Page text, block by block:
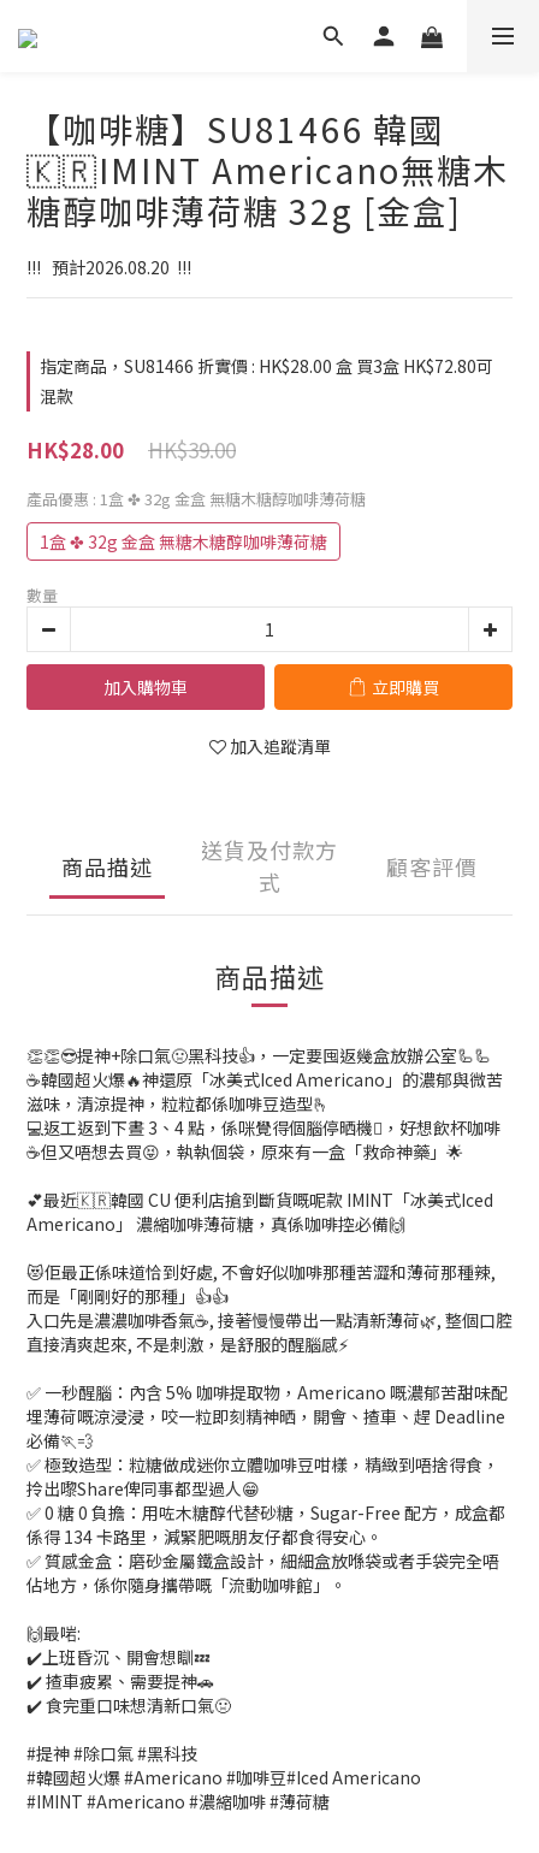
【咖啡糖】SU81466 韓國
🇰🇷IMINT Americano無糖木
糖醇咖啡薄荷糖 32g [金盒]
!!!   預計2026.08.20  !!!
指定商品，SU81466 折實價 : HK$28.00 盒 買3盒 HK$72.80可
混款
HK$39.00
HK$28.00
產品優惠 : 1盒 ✤ 32g 金盒 無糖木糖醇咖啡薄荷糖
1盒 ✤ 32g 金盒 無糖木糖醇咖啡薄荷糖
數量
加入購物車 立即購買
加入追蹤清單
商品描述
送貨及付款方
式
顧客評價
商品描述
👏👏😎提神+除口氣🤢黑科技👍，一定要囤返幾盒放辦公室🦾🦾
☕️韓國超火爆🔥神還原「冰美式Iced Americano」的濃郁與微苦
滋味，清涼提神，粒粒都係咖啡豆造型🫰
💻返工返到下晝 3、4 點，係咪覺得個腦停晒機🫩，好想飲杯咖啡
☕️但又唔想去買😝，執執個袋，原來有一盒「救命神藥」🌟
💕最近🇰🇷韓國 CU 便利店搶到斷貨嘅呢款 IMINT「冰美式Iced
Americano」 濃縮咖啡薄荷糖，真係咖啡控必備🙌
😻佢最正係味道恰到好處, 不會好似咖啡那種苦澀和薄荷那種辣,
而是「剛剛好的那種」👍👍
入口先是濃濃咖啡香氣☕, 接著慢慢帶出一點清新薄荷🌿, 整個口腔
直接清爽起來, 不是刺激，是舒服的醒腦感⚡
✅ 一秒醒腦：內含 5% 咖啡提取物，Americano 嘅濃郁苦甜味配
埋薄荷嘅涼浸浸，咬一粒即刻精神晒，開會、揸車、趕 Deadline
必備🏃💨
✅ 極致造型：粒糖做成迷你立體咖啡豆咁樣，精緻到唔捨得食，
拎出嚟Share俾同事都型過人😁
✅ 0 糖 0 負擔：用咗木糖醇代替砂糖，Sugar-Free 配方，成盒都
係得 134 卡路里，減緊肥嘅朋友仔都食得安心。
✅ 質感金盒：磨砂金屬鐵盒設計，細細盒放喺袋或者手袋完全唔
佔地方，係你隨身攜帶嘅「流動咖啡館」。
🙌最啱:
✔️上班昏沉、開會想瞓💤
✔️ 揸車疲累、需要提神🚗
✔️ 食完重口味想清新口氣🤢
#提神 #除口氣 #黑科技
#韓國超火爆 #Americano #咖啡豆#Iced Americano
#IMINT #Americano #濃縮咖啡 #薄荷糖